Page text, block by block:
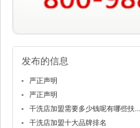
发布的信息
严正声明
严正声明
干洗店加盟需要多少钱呢有哪些扶...
干洗店加盟十大品牌排名